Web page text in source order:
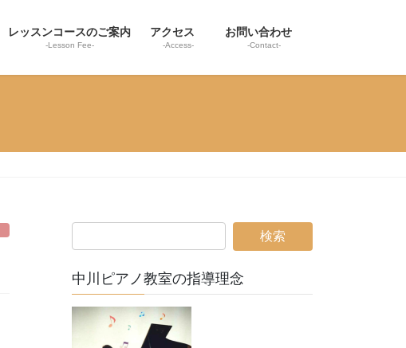
レッスンコースのご案内
-Lesson Fee-
アクセス
-Access-
お問い合わせ
-Contact-
中川ピアノ教室の指導理念